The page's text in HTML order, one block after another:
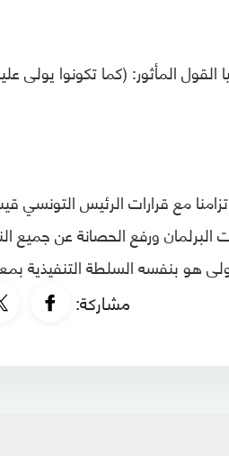
المأثور: (كما تكونوا يولى
البرلمان ورفع الحصانة عن جميع
هو بنفسه السلطة التنفيذية
مشاركة: